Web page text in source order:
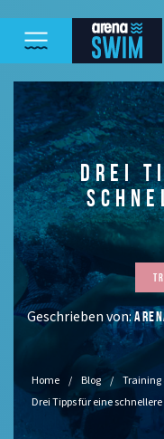
DREI
Geschrieben von:
Home Blog
Training
Drei Tipps für eine schnellere